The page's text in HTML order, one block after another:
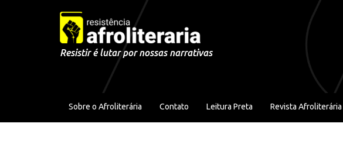
Pular para o conteúdo
Resistir é lutar por nossas narrativas
Sobre o Afroliterária Contato Leitura Preta Revista Afroliterária